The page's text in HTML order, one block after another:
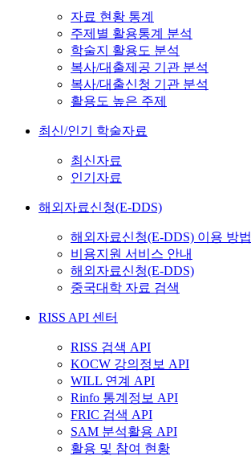
자료 현황 통계
주제별 활용통계 분석
학술지 활용도 분석
복사/대출제공 기관 분석
복사/대출신청 기관 분석
활용도 높은 주제
최신/인기 학술자료
최신자료
인기자료
해외자료신청(E-DDS)
해외자료신청(E-DDS) 이용 방법
비용지원 서비스 안내
해외자료신청(E-DDS)
중국대학 자료 검색
RISS API 센터
RISS 검색 API
KOCW 강의정보 API
WILL 연계 API
Rinfo 통계정보 API
FRIC 검색 API
SAM 분석활용 API
활용 및 참여 현황